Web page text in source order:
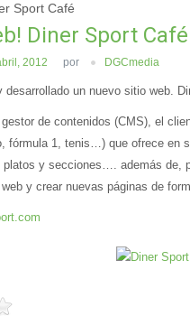
Sport Café
Diner Sport Café
2012 por DGCmedia
desarrollado un nuevo sitio web.
de contenidos (CMS), el
fórmula 1, tenis…) que ofrece en
platos y secciones…. además de,
y crear nuevas páginas de